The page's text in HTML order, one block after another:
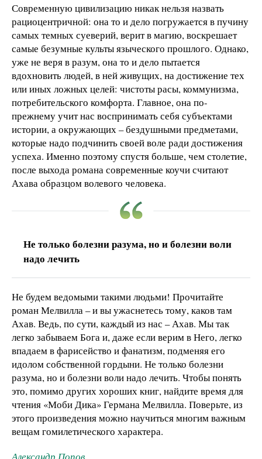
Современную цивилизацию никак нельзя назвать
рациоцентричной: она то и дело погружается в пучину
самых темных суеверий, верит в магию, воскрешает
самые безумные культы языческого прошлого. Однако,
уже не веря в разум, она то и дело пытается
вдохновить людей, в ней живущих, на достижение тех
или иных ложных целей: чистоты расы, коммунизма,
потребительского комфорта. Главное, она по-
прежнему учит нас воспринимать себя субъектами
истории, а окружающих – бездушными предметами,
которые надо подчинить своей воле ради достижения
успеха. Именно поэтому спустя больше, чем столетие,
после выхода романа современные коучи считают
Ахава образцом волевого человека.
Не только болезни разума, но и болезни воли
надо лечить
Не будем ведомыми такими людьми! Прочитайте
роман Мелвилла – и вы ужаснетесь тому, каков там
Ахав. Ведь, по сути, каждый из нас – Ахав. Мы так
легко забываем Бога и, даже если верим в Него, легко
впадаем в фарисейство и фанатизм, подменяя его
идолом собственной гордыни. Не только болезни
разума, но и болезни воли надо лечить. Чтобы понять
это, помимо других хороших книг, найдите время для
чтения «Моби Дика» Германа Мелвилла. Поверьте, из
этого произведения можно научиться многим важным
вещам гомилетического характера.
Александр Попов